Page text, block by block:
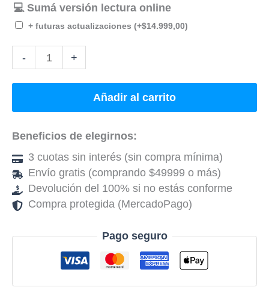
💻 Sumá versión lectura online
+ futuras actualizaciones (+$14.999,00)
- +
Añadir al carrito
Beneficios de elegirnos:
3 cuotas sin interés (sin compra mínima)
Envío gratis (comprando $49999 o más)
Devolución del 100% si no estás conforme
Compra protegida (MercadoPago)
Pago seguro